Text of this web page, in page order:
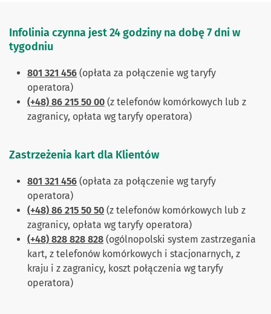
Infolinia czynna jest 24 godziny na dobę 7 dni w
tygodniu
801 321 456 (opłata za połączenie wg taryfy
operatora)
(+48) 86 215 50 00 (z telefonów komórkowych lub z
zagranicy, opłata wg taryfy operatora)
Zastrzeżenia kart dla Klientów
801 321 456 (opłata za połączenie wg taryfy
operatora)
(+48) 86 215 50 50 (z telefonów komórkowych lub z
zagranicy, opłata wg taryfy operatora)
(+48) 828 828 828 (ogólnopolski system zastrzegania
kart, z telefonów komórkowych i stacjonarnych, z
kraju i z zagranicy, koszt połączenia wg taryfy
operatora)